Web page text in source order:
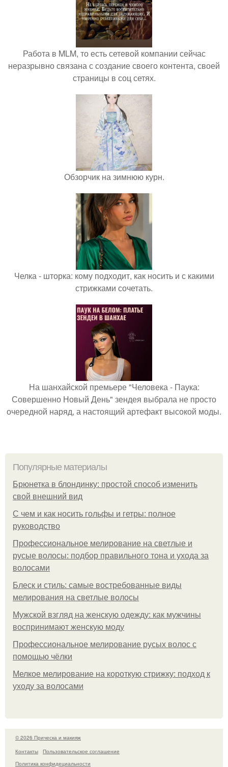
Работа в MLM, то есть сетевой компании сейчас
неразрывно связана с создание своего контента, своей
страницы в соц сетях.
Обзорчик на зимнюю курн.
Челка - шторка: кому подходит, как носить и с какими
стрижками сочетать.
На шанхайской премьере "Человека - Паука:
Совершенно Новый День" зендея выбрала не просто
очередной наряд, а настоящий артефакт высокой моды.
Популярные материалы
Брюнетка в блондинку: простой способ изменить
свой внешний вид
С чем и как носить гольфы и гетры: полное
руководство
Профессиональное мелирование на светлые и
русые волосы: подбор правильного тона и ухода за
волосами
Блеск и стиль: самые востребованные виды
мелирования на светлые волосы
Мужской взгляд на женскую одежду: как мужчины
воспринимают женскую моду
Профессиональное мелирование русых волос с
помощью чёлки
Мелкое мелирование на короткую стрижку: подход к
уходу за волосами
© 2026 Прическа и макияж
Контакты
Пользовательское соглашение
Политика конфидециальности